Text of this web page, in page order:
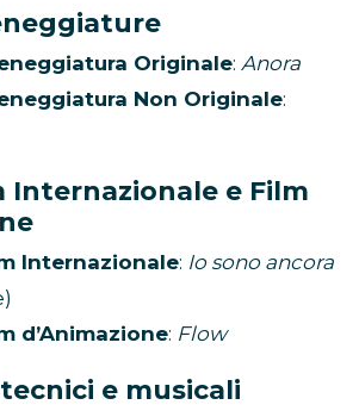
Originale: Anora
Non Originale:
Internazionale e Film
Internazionale: Io sono ancora
d’Animazione: Flow
e musicali